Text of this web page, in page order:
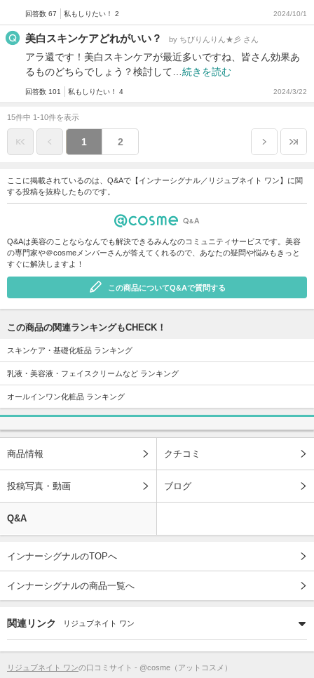
回答数 67 私もしりたい！ 2 2024/10/1
美白スキンケアどれがいい？ by ちびりんりん★彡 さん
アラ還です！美白スキンケアが最近多いですね、皆さん効果あ
るものどちらでしょう？検討して… 続きを読む
回答数 101 私もしりたい！ 4 2024/3/22
15件中 1-10件を表示
1 2
ここに掲載されているのは、Q&Aで【インナーシグナル／リジュブネイト ワン】に関
する投稿を抜粋したものです。
Q&Aは美容のことならなんでも解決できるみんなのコミュニティサービスです。美容
の専門家や＠cosmeメンバーさんが答えてくれるので、あなたの疑問や悩みもきっと
すぐに解決しますよ！
この商品についてQ&Aで質問する
この商品の関連ランキングもCHECK！
スキンケア・基礎化粧品 ランキング
乳液・美容液・フェイスクリームなど ランキング
オールインワン化粧品 ランキング
商品情報 クチコミ
投稿写真・動画 ブログ
Q&A
インナーシグナルのTOPへ
インナーシグナルの商品一覧へ
関連リンク リジュブネイト ワン
リジュブネイト ワンの口コミサイト - @cosme（アットコスメ）